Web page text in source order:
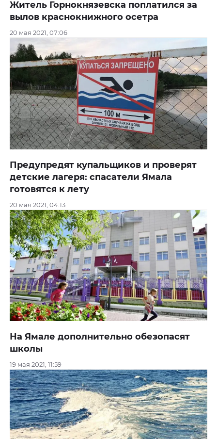
Житель Горнокнязевска поплатился за
вылов краснокнижного осетра
20 мая 2021, 07:06
Предупредят купальщиков и проверят
детские лагеря: спасатели Ямала
готовятся к лету
20 мая 2021, 04:13
На Ямале дополнительно обезопасят
школы
19 мая 2021, 11:59